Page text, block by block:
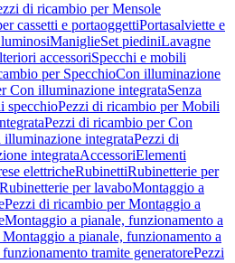
di ricambio per Mensole
cassetti e portaoggettiPortasalviette e
ManiglieSet piediniLavagne
accessoriSpecchi e mobili
per SpecchioCon illuminazione
Con illuminazione integrataSenza
specchioPezzi di ricambio per Mobili
Pezzi di ricambio per Con
illuminazione integrataPezzi di
integrataAccessoriElementi
elettricheRubinettiRubinetterie per
per lavaboMontaggio a
Pezzi di ricambio per Montaggio a
Montaggio a pianale, funzionamento a
a pianale, funzionamento a
tramite generatorePezzi